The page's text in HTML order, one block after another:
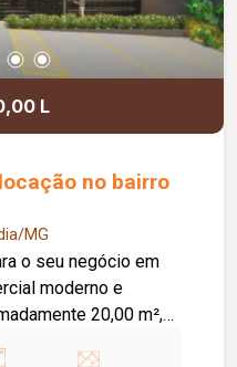
L
no bairro
MG
o seu negócio em
moderno e
20,00 m²,